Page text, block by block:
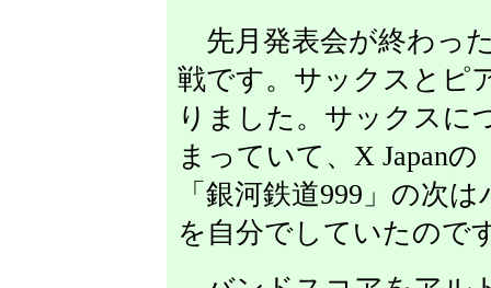
先月発表会が終わっ
戦です。サックスとピ
りました。サックスに
まっていて、X Japan
「銀河鉄道999」の次
を自分でしていたので